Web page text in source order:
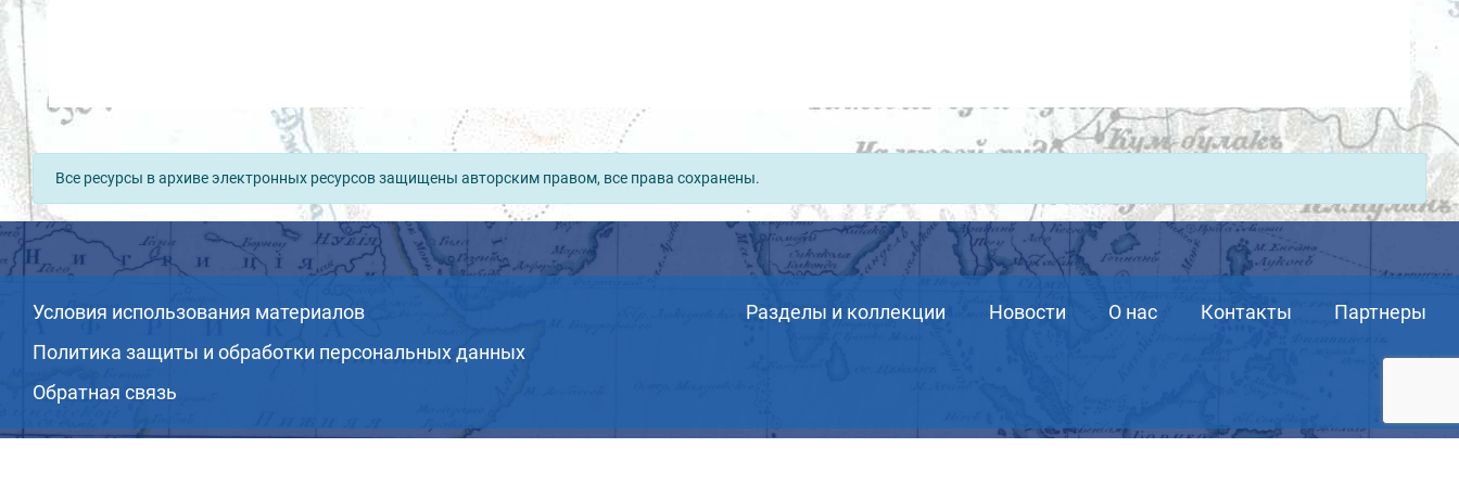
Все ресурсы в архиве электронных ресурсов защищены авторским правом, все права сохранены.
Условия использования материалов
Политика защиты и обработки персональных данных
Обратная связь
Разделы и коллекции Новости О нас Контакты Партнеры